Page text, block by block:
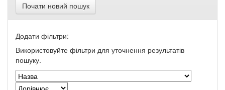
Почати новий пошук
Додати фільтри:
Використовуйте фільтри для уточнення результатів
пошуку.